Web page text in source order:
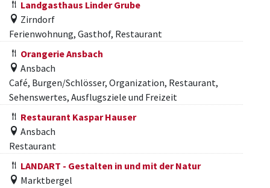
Landgasthaus Linder Grube
Zirndorf
Ferienwohnung, Gasthof, Restaurant
Orangerie Ansbach
Ansbach
Café, Burgen/Schlösser, Organization, Restaurant,
Sehenswertes, Ausflugsziele und Freizeit
Restaurant Kaspar Hauser
Ansbach
Restaurant
LANDART - Gestalten in und mit der Natur
Marktbergel